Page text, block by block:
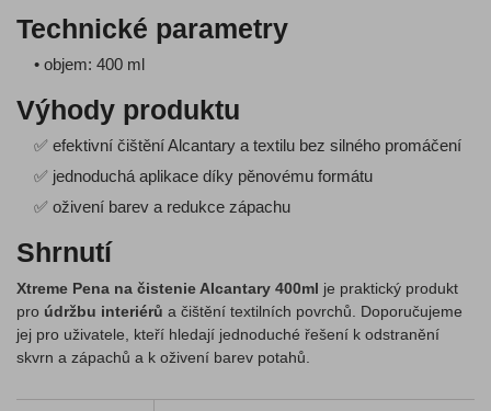
Technické parametry
• objem: 400 ml
Výhody produktu
✅ efektivní čištění Alcantary a textilu bez silného promáčení
✅ jednoduchá aplikace díky pěnovému formátu
✅ oživení barev a redukce zápachu
Shrnutí
Xtreme Pena na čistenie Alcantary 400ml je praktický produkt
pro údržbu interiérů a čištění textilních povrchů. Doporučujeme
jej pro uživatele, kteří hledají jednoduché řešení k odstranění
skvrn a zápachů a k oživení barev potahů.